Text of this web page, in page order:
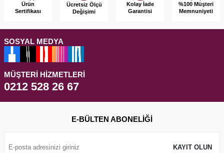
Ürün
Sertifikası
Ücretsiz Ölçü
Değişimi
Kolay İade
Garantisi
%100 Müşteri
Memnuniyeti
SOSYAL MEDYA
MÜŞTERI HIZMETLERI
0212 528 26 67
E-BÜLTEN ABONELIĞI
KAYIT OLUN